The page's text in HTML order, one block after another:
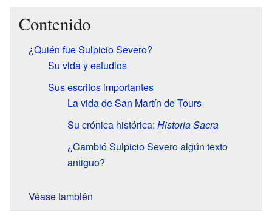
Contenido
¿Quién fue Sulpicio Severo?
Su vida y estudios
Sus escritos importantes
La vida de San Martín de Tours
Su crónica histórica: Historia Sacra
¿Cambió Sulpicio Severo algún texto
antiguo?
Véase también